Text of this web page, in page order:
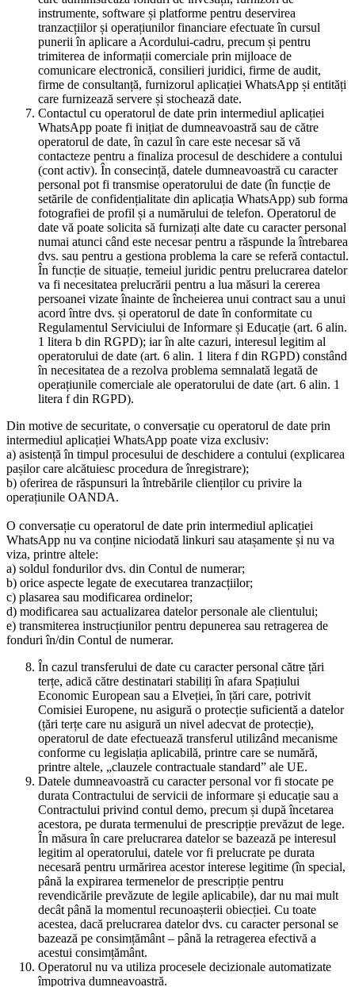
instrumente, software și platforme pentru deservirea
tranzacțiilor și operațiunilor financiare efectuate în cursul
punerii în aplicare a Acordului-cadru, precum și pentru
trimiterea de informații comerciale prin mijloace de
comunicare electronică, consilieri juridici, firme de audit,
firme de consultanță, furnizorul aplicației WhatsApp și entități
care furnizează servere și stochează date.
Contactul cu operatorul de date prin intermediul aplicației
WhatsApp poate fi inițiat de dumneavoastră sau de către
operatorul de date, în cazul în care este necesar să vă
contacteze pentru a finaliza procesul de deschidere a contului
(cont activ). În consecință, datele dumneavoastră cu caracter
personal pot fi transmise operatorului de date (în funcție de
setările de confidențialitate din aplicația WhatsApp) sub forma
fotografiei de profil și a numărului de telefon. Operatorul de
date vă poate solicita să furnizați alte date cu caracter personal
numai atunci când este necesar pentru a răspunde la întrebarea
dvs. sau pentru a gestiona problema la care se referă contactul.
În funcție de situație, temeiul juridic pentru prelucrarea datelor
va fi necesitatea prelucrării pentru a lua măsuri la cererea
persoanei vizate înainte de încheierea unui contract sau a unui
acord între dvs. și operatorul de date în conformitate cu
Regulamentul Serviciului de Informare și Educație (art. 6 alin.
1 litera b din RGPD); iar în alte cazuri, interesul legitim al
operatorului de date (art. 6 alin. 1 litera f din RGPD) constând
în necesitatea de a rezolva problema semnalată legată de
operațiunile comerciale ale operatorului de date (art. 6 alin. 1
litera f din RGPD).
Din motive de securitate, o conversație cu operatorul de date prin
intermediul aplicației WhatsApp poate viza exclusiv:
a) asistență în timpul procesului de deschidere a contului (explicarea
pașilor care alcătuiesc procedura de înregistrare);
b) oferirea de răspunsuri la întrebările clienților cu privire la
operațiunile OANDA.
O conversație cu operatorul de date prin intermediul aplicației
WhatsApp nu va conține niciodată linkuri sau atașamente și nu va
viza, printre altele:
a) soldul fondurilor dvs. din Contul de numerar;
b) orice aspecte legate de executarea tranzacțiilor;
c) plasarea sau modificarea ordinelor;
d) modificarea sau actualizarea datelor personale ale clientului;
e) transmiterea instrucțiunilor pentru depunerea sau retragerea de
fonduri în/din Contul de numerar.
În cazul transferului de date cu caracter personal către țări
terțe, adică către destinatari stabiliți în afara Spațiului
Economic European sau a Elveției, în țări care, potrivit
Comisiei Europene, nu asigură o protecție suficientă a datelor
(țări terțe care nu asigură un nivel adecvat de protecție),
operatorul de date efectuează transferul utilizând mecanisme
conforme cu legislația aplicabilă, printre care se numără,
printre altele, „clauzele contractuale standard” ale UE.
Datele dumneavoastră cu caracter personal vor fi stocate pe
durata Contractului de servicii de informare și educație sau a
Contractului privind contul demo, precum și după încetarea
acestora, pe durata termenului de prescripție prevăzut de lege.
În măsura în care prelucrarea datelor se bazează pe interesul
legitim al operatorului, datele vor fi prelucrate pe durata
necesară pentru urmărirea acestor interese legitime (în special,
până la expirarea termenelor de prescripție pentru
revendicările prevăzute de legile aplicabile), dar nu mai mult
decât până la momentul recunoașterii obiecției. Cu toate
acestea, dacă prelucrarea datelor dvs. cu caracter personal se
bazează pe consimțământ – până la retragerea efectivă a
acestui consimțământ.
Operatorul nu va utiliza procesele decizionale automatizate
împotriva dumneavoastră.